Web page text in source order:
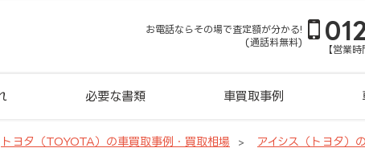
お電話ならその場で査定額が分かる!
(通話料無料)
【営業
必要な書類 車買取事例
トヨタ（TOYOTA）の車買取事例・買取相場
アイシス（トヨタ）